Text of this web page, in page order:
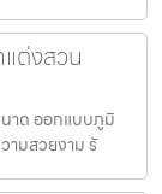
ต่งสวน
าด ออกแบบภูมิ
ามสวยงาม รั